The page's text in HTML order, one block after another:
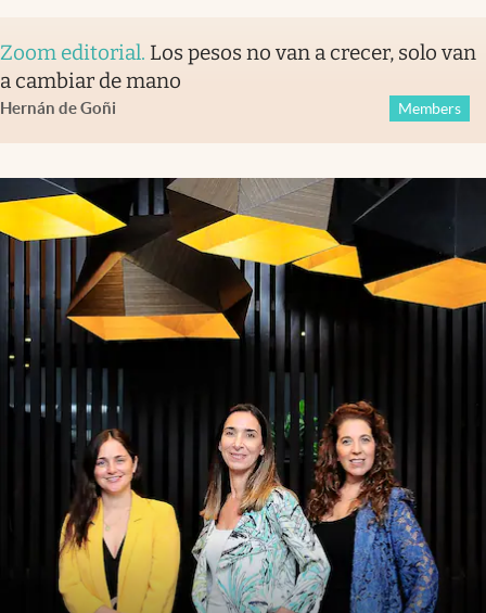
Zoom editorial. Los pesos no van a crecer, solo van
a cambiar de mano
Hernán de Goñi Members